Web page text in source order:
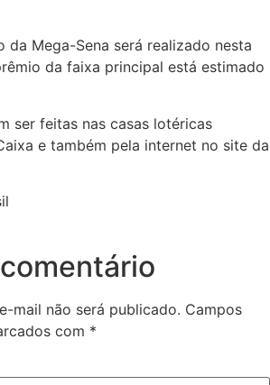
da Mega-Sena será realizado nesta
da faixa principal está estimado
ser feitas nas casas lotéricas
e também pela internet no site da
mail não será publicado. Campos
com *